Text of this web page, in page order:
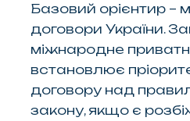
Базовий орієнтир –
договори України.
міжнародне
встановлює
договору над
закону, якщо є